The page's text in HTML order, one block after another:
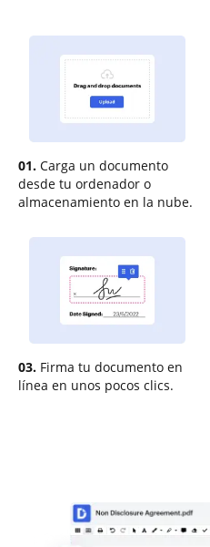
01. Carga un documento
desde tu ordenador o
almacenamiento en la nube.
03. Firma tu documento en
línea en unos pocos clics.